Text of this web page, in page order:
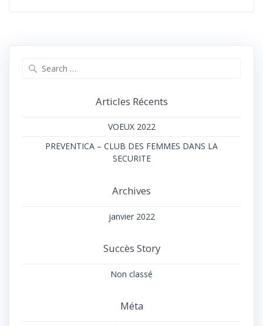
Articles Récents
VOEUX 2022
PREVENTICA – CLUB DES FEMMES DANS LA
SECURITE
Archives
janvier 2022
Succès Story
Non classé
Méta